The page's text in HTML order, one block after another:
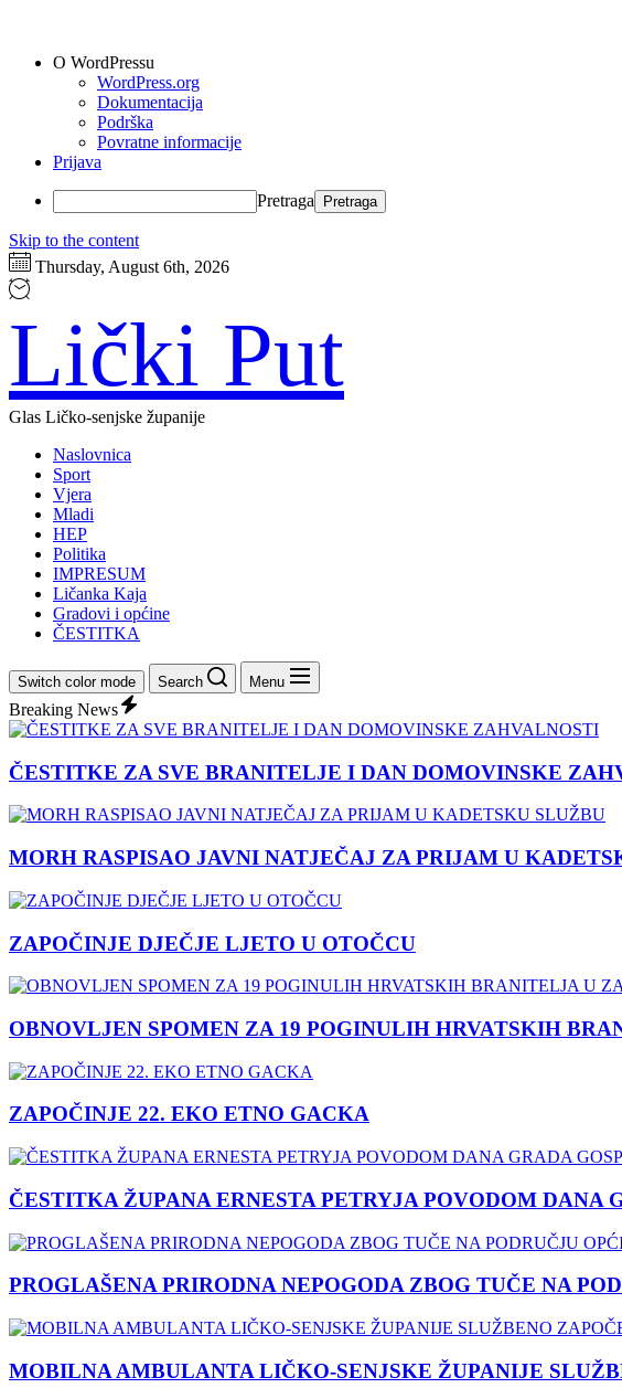
O WordPressu
WordPress.org
Dokumentacija
Podrška
Povratne informacije
Prijava
Pretraga
Skip to the content
Thursday, August 6th, 2026
Lički Put
Glas Ličko-senjske županije
Naslovnica
Sport
Vjera
Mladi
HEP
Politika
IMPRESUM
Ličanka Kaja
Gradovi i općine
ČESTITKA
Switch color mode Search Menu
Breaking News
ČESTITKE ZA SVE BRANITELJE I DAN DOMOVINSKE
MORH RASPISAO JAVNI NATJEČAJ ZA PRIJAM U
ZAPOČINJE DJEČJE LJETO U OTOČCU
OBNOVLJEN SPOMEN ZA 19 POGINULIH HRVATSKIH
ZAPOČINJE 22. EKO ETNO GACKA
ČESTITKA ŽUPANA ERNESTA PETRYJA POVODOM DANA
PROGLAŠENA PRIRODNA NEPOGODA ZBOG TUČE NA
MOBILNA AMBULANTA LIČKO-SENJSKE ŽUPANIJE